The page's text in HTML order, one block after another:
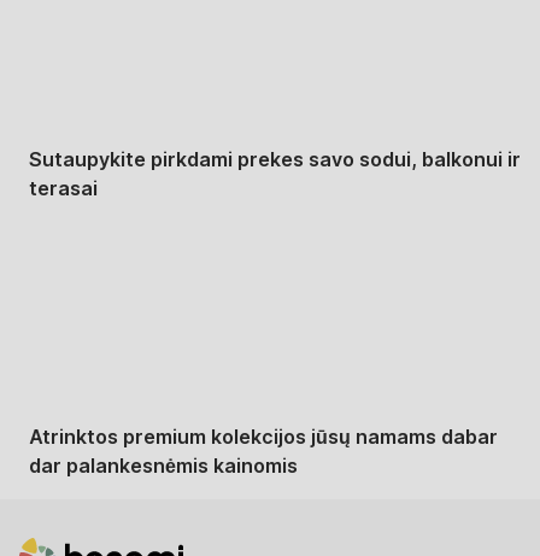
Sutaupykite pirkdami prekes savo sodui, balkonui ir
terasai
Atrinktos premium kolekcijos jūsų namams dabar
dar palankesnėmis kainomis